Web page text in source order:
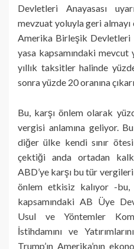
Devletleri Anayasası
mevzuat yoluyla geri
Amerika Birleşik Devletleri
yasa kapsamındaki
yıllık taksitler halinde
sonra yüzde 20 oranına
Bu, karşı önlem olarak
vergisi anlamına geliyor.
diğer ülke kendi sınır
çektiği anda ortadan
ABD’ye karşı bu tür
önlem etkisiz kalıyor -
kapsamındaki AB Üye
Usul ve Yöntemler
İstihdamını ve
Trump’ın Amerika’nın